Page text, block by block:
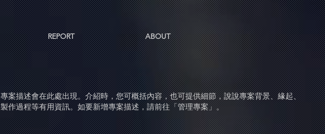
REPORT ABOUT
專案描述會在此處出現。介紹時，您可概括內容，也可提供細節，說說專案背景、緣起、
製作過程等有用資訊。如要新增專案描述，請前往「管理專案」。